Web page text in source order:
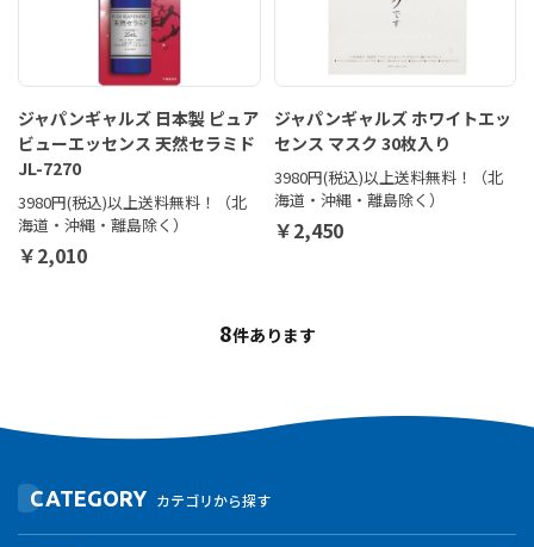
ジャパンギャルズ 日本製 ピュア
ビューエッセンス 天然セラミド
JL-7270
3980円(税込)以上送料無料！（北
海道・沖縄・離島除く）
￥2,010
ジャパンギャルズ ホワイトエッ
センス マスク 30枚入り
3980円(税込)以上送料無料！（北
海道・沖縄・離島除く）
￥2,450
8件あります
CATEGORY カテゴリから探す